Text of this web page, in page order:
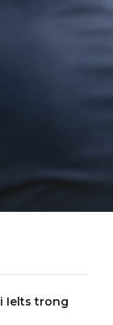
Ielts trong